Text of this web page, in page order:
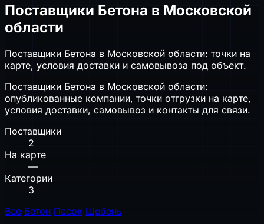
Поставщики Бетона в Московской
области
Поставщики Бетона в Московской области: точки на
карте, условия доставки и самовывоза под объект.
Поставщики Бетона в Московской области:
опубликованные компании, точки отгрузки на карте,
условия доставки, самовывоз и контакты для связи.
Поставщики
2
На карте
—
Категории
3
Все Бетон Песок Щебень